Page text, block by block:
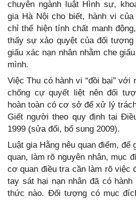
chuyên ngành luật Hình sự,
gia Hà Nội cho biết, hành vi
chỉ thể hiện tính chất manh
thấy sự xảo quyệt của đối
giấu xác nạn nhân nhằm che
mình.
Việc Thu có hành vi “đồi bại” với
chống cự quyết liệt nên đối
hoàn toàn có cơ sở để xử lý
Giết người theo quy định tại
1999 (sửa đổi, bổ sung 2009).
Luật gia Hằng nêu quan điểm, để
quan, làm rõ nguyên nhân, mục
cơ quan điều tra cần làm rõ
tay sát hại nạn nhân đã có hành
thức nào. Đối tượng có mục